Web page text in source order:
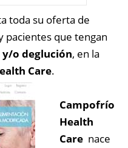
toda su oferta de
pacientes que tengan
o deglución, en la
Care.
Campofrío
Health
Care nace